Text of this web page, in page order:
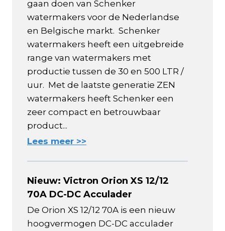
gaan doen van Schenker
watermakers voor de Nederlandse
en Belgische markt. Schenker
watermakers heeft een uitgebreide
range van watermakers met
productie tussen de 30 en 500 LTR /
uur. Met de laatste generatie ZEN
watermakers heeft Schenker een
zeer compact en betrouwbaar
product...
Lees meer >>
Nieuw: Victron Orion XS 12/12
70A DC-DC Acculader
De Orion XS 12/12 70A is een nieuw
hoogvermogen DC-DC acculader